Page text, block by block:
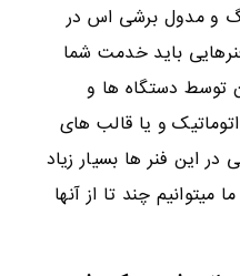
و مدول برشی اس در
باید خدمت شما
توسط دستگاه ها و
و یا قالب های
این فنر ها بسیار زیاد
چند تا از آنها